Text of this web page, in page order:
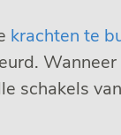
krachten te
schakels